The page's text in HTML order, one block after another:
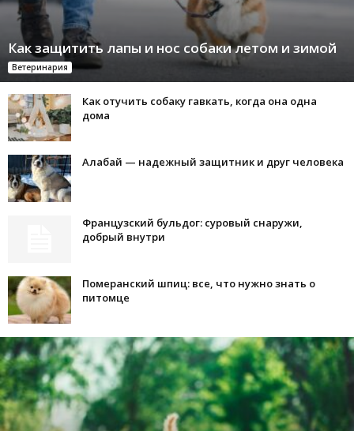
Как защитить лапы и нос собаки летом и зимой
Ветеринария
Как отучить собаку гавкать, когда она одна
дома
Алабай — надежный защитник и друг человека
Французский бульдог: суровый снаружи,
добрый внутри
Померанский шпиц: все, что нужно знать о
питомце